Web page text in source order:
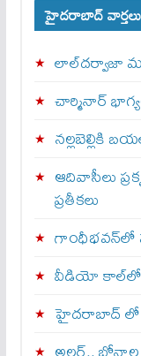
హైదరాబాద్
లాల్‌దర్వాజా
చార్మినార్‌
నల్లబెల్లికి
ఆదివాసీలు
ప్రతీకలు
గాంధీభవన్‌లో
వీడియో కాల్‌లో
హైదరాబాద్ లో